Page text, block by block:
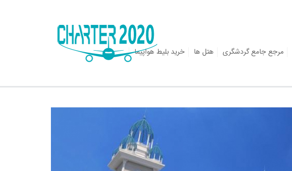
مرجع جامع گردشگری هتل ها
خرید بلیط هواپیما